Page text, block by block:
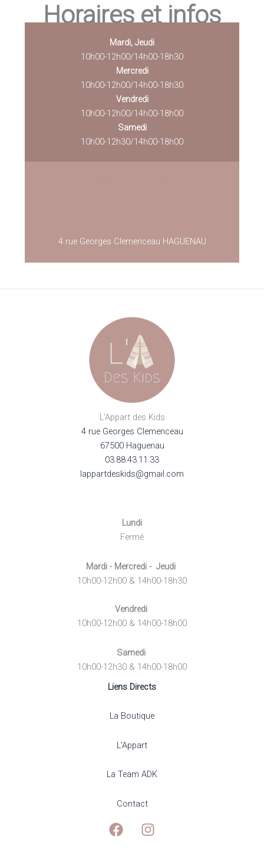
Horaires et infos
Mardi, Jeudi
10h00-12h00/14h00-18h30
Mercredi
10h00-12h00/14h00-18h30
Vendredi
10h00-12h00/14h00-18h00
Samedi
10h00-12h30/14h00-18h00
4 rue Georges Clemenceau HAGUENAU
L'Appart des Kids
4 rue Georges Clemenceau
67500 Haguenau
03.88.43.11.33
lappartdeskids@gmail.com
Lundi
Fermé
Mardi - Mercredi - Jeudi
10h00-12h00 & 14h00-18h30
Vendredi
10h00-12h00 & 14h00-18h00
Samedi
10h00-12h30 & 14h00-18h00
Liens Directs
La Boutique
L'Appart
La Team ADK
Contact